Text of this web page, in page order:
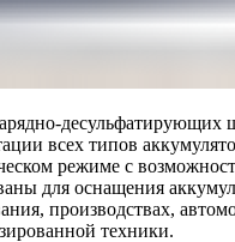
десульфатирующих
всех типов
режиме с
для оснащения
производствах,
техники.